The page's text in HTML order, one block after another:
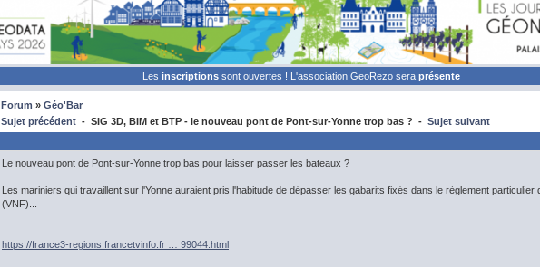
Les inscriptions sont ouvertes ! L'association GeoRezo sera présente
Forum » Géo'Bar
Sujet précédent - SIG 3D, BIM et BTP - le nouveau pont de Pont-sur-Yonne trop bas ? - Sujet suivant
Le nouveau pont de Pont-sur-Yonne trop bas pour laisser passer les bateaux ?
Les mariniers qui travaillent sur l'Yonne auraient pris l'habitude de dépasser les gabarits fixés dans le règlement
(VNF)...
https://france3-regions.francetvinfo.fr … 99044.html